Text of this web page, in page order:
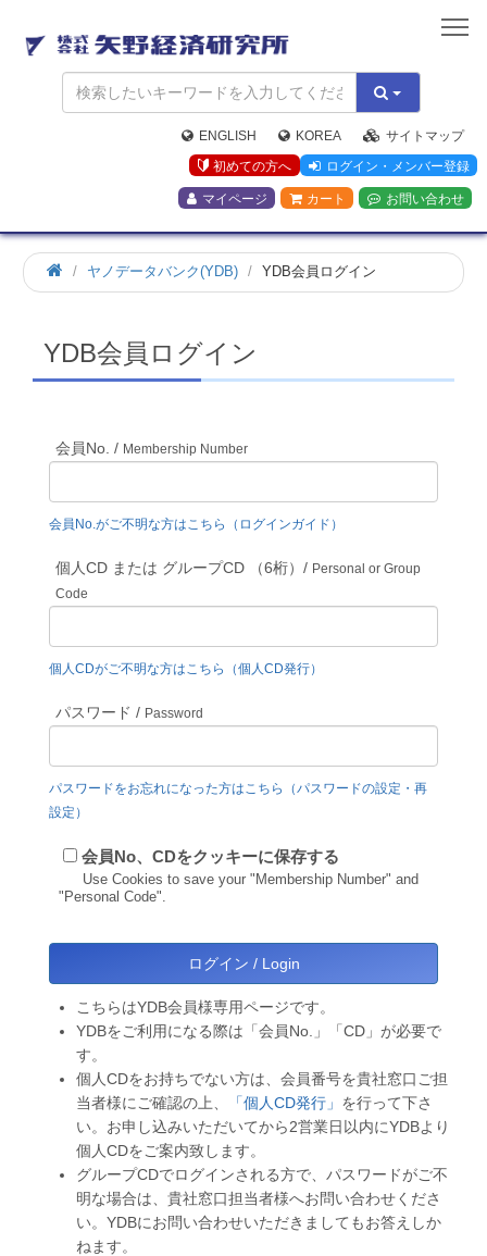
矢
野
経
済
研
究
所
ENGLISH KOREA
サイトマップ
初めての方へ
ログイン・メンバー登録
マイページ カート お問い合わせ
ホ
ー
ヤノデータバンク(YDB) YDB会員ログイン
YDB会員ログイン
会員No. / Membership Number
会員No.がご不明な方はこちら（ログインガイド）
個人CD または グループCD （6桁）/ Personal or Group
Code
個人CDがご不明な方はこちら（個人CD発行）
パスワード / Password
パスワードをお忘れになった方はこちら（パスワードの設定・再
設定）
会員No、CDをクッキーに保存する
Use Cookies to save your "Membership Number" and
"Personal Code".
こちらはYDB会員様専用ページです。
YDBをご利用になる際は「会員No.」「CD」が必要で
す。
個人CDをお持ちでない方は、会員番号を貴社窓口ご担
当者様にご確認の上、
「個人CD発行」 を行って下さ
い。お申し込みいただいてから2営業日以内にYDBより
個人CDをご案内致します。
グループCDでログインされる方で、パスワードがご不
明な場合は、貴社窓口担当者様へお問い合わせくださ
い。YDBにお問い合わせいただきましてもお答えしか
ねます。